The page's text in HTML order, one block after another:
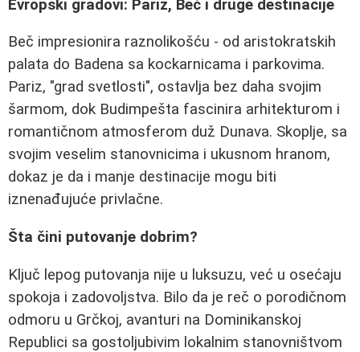
Evropski gradovi: Pariz, Beč i druge destinacije
Beč impresionira raznolikošću - od aristokratskih
palata do Badena sa kockarnicama i parkovima.
Pariz, "grad svetlosti", ostavlja bez daha svojim
šarmom, dok Budimpešta fascinira arhitekturom i
romantičnom atmosferom duž Dunava. Skoplje, sa
svojim veselim stanovnicima i ukusnom hranom,
dokaz je da i manje destinacije mogu biti
iznenađujuće privlačne.
Šta čini putovanje dobrim?
Ključ lepog putovanja nije u luksuzu, već u osećaju
spokoja i zadovoljstva. Bilo da je reč o porodičnom
odmoru u Grčkoj, avanturi na Dominikanskoj
Republici sa gostoljubivim lokalnim stanovništvom